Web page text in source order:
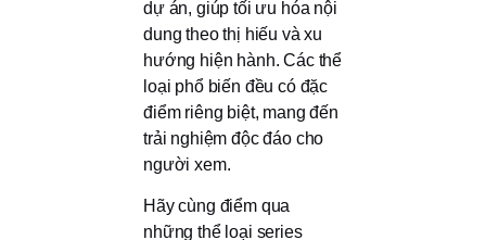
dự án, giúp tối ưu hóa nội
dung theo thị hiếu và xu
hướng hiện hành. Các thể
loại phổ biến đều có đặc
điểm riêng biệt, mang đến
trải nghiệm độc đáo cho
người xem.
Hãy cùng điểm qua
những thể loại series